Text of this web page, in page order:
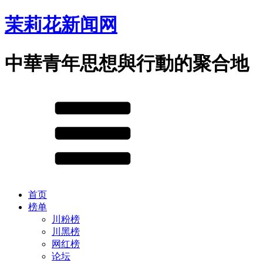
茉莉花新闻网
中華青年思想與行動的聚合地
首页
榜单
川粉榜
川黑榜
网红榜
论坛